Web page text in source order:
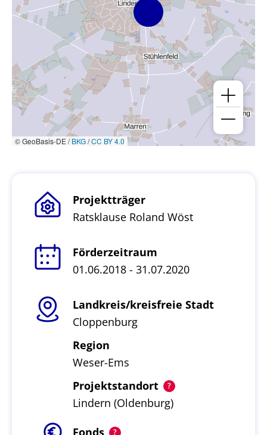
© GeoBasis-DE /BKG/CC BY 4.0
Projektträger
Ratsklause Roland Wöst
Förderzeitraum
01.06.2018 - 31.07.2020
Landkreis/kreisfreie Stadt
Cloppenburg
Region
Weser-Ems
Projektstandort
Lindern (Oldenburg)
Fonds